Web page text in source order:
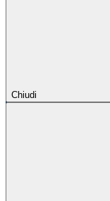
Chiudi